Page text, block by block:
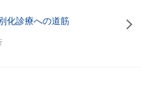
化診療への道筋